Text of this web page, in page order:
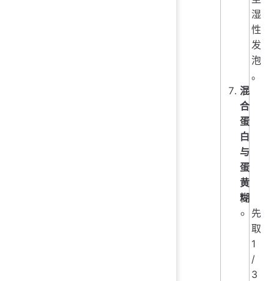
湿
性
发
泡
。
混
合
蛋
白
与
蛋
黄
糊
先
取
1
/
3